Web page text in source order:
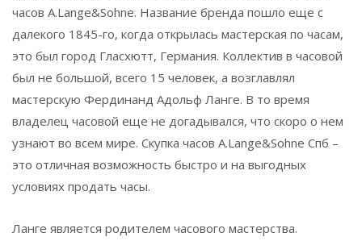
часов A.Lange&Sohne. Название бренда пошло еще с
далекого 1845-го, когда открылась мастерская по часам,
это был город Гласхютт, Германия. Коллектив в часовой
был не большой, всего 15 человек, а возглавлял
мастерскую Фердинанд Адольф Ланге. В то время
владелец часовой еще не догадывался, что скоро о нем
узнают во всем мире. Скупка часов A.Lange&Sohne Спб –
это отличная возможность быстро и на выгодных
условиях продать часы.
Ланге является родителем часового мастерства.